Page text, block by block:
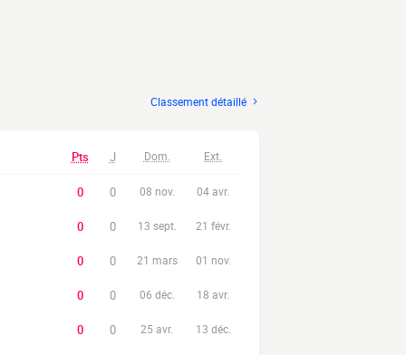
Classement détaillé
Pts J Dom. Ext.
0 0 08 nov. 04 avr.
0 0 13 sept. 21 févr.
0 0 21 mars 01 nov.
0 0 06 déc. 18 avr.
0 0 25 avr. 13 déc.